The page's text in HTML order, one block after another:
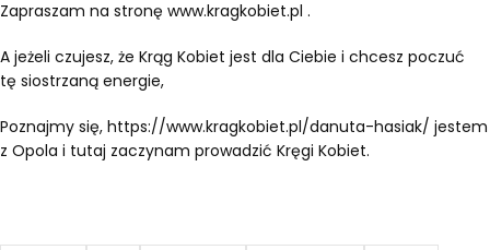
Zapraszam na stronę www.kragkobiet.pl .
A jeżeli czujesz, że Krąg Kobiet jest dla Ciebie i chcesz poczuć
tę siostrzaną energie,
Poznajmy się, https://www.kragkobiet.pl/danuta-hasiak/ jestem
z Opola i tutaj zaczynam prowadzić Kręgi Kobiet.